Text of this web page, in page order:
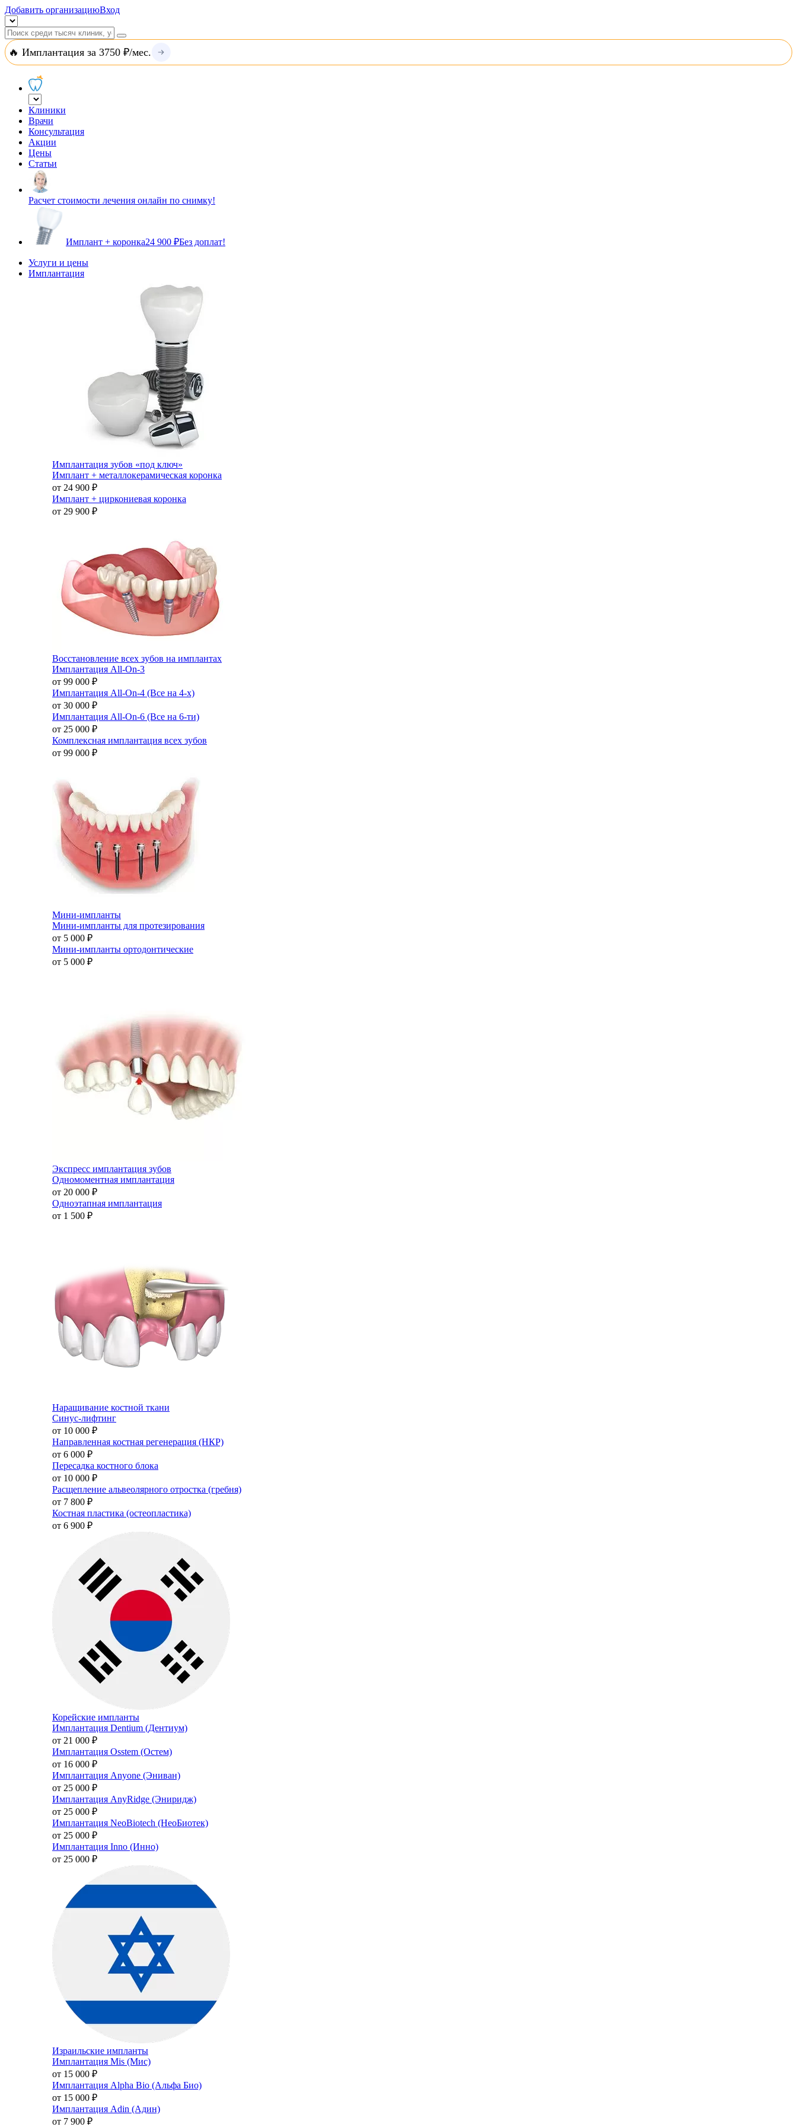
Добавить организациюВход
🔥 Имплантация за 3750 ₽/мес.
Клиники
Врачи
Консультация
Акции
Цены
Статьи
Расчет стоимости лечения онлайн по снимку!
Имплант + коронка24 900 ₽Без доплат!
Услуги и цены
Имплантация
Имплантация зубов «под ключ»
Имплант + металлокерамическая коронка
от 24 900 ₽
Имплант + циркониевая коронка
от 29 900 ₽
Восстановление всех зубов на имплантах
Имплантация All-On-3
от 99 000 ₽
Имплантация All-On-4 (Все на 4-х)
от 30 000 ₽
Имплантация All-On-6 (Все на 6-ти)
от 25 000 ₽
Комплексная имплантация всех зубов
от 99 000 ₽
Мини-импланты
Мини-импланты для протезирования
от 5 000 ₽
Мини-импланты ортодонтические
от 5 000 ₽
Экспресс имплантация зубов
Одномоментная имплантация
от 20 000 ₽
Одноэтапная имплантация
от 1 500 ₽
Наращивание костной ткани
Синус-лифтинг
от 10 000 ₽
Направленная костная регенерация (НКР)
от 6 000 ₽
Пересадка костного блока
от 10 000 ₽
Расщепление альвеолярного отростка (гребня)
от 7 800 ₽
Костная пластика (остеопластика)
от 6 900 ₽
Корейские импланты
Имплантация Dentium (Дентиум)
от 21 000 ₽
Имплантация Osstem (Остем)
от 16 000 ₽
Имплантация Anyone (Эниван)
от 25 000 ₽
Имплантация AnyRidge (Эниридж)
от 25 000 ₽
Имплантация NeoBiotech (НеоБиотек)
от 25 000 ₽
Имплантация Inno (Инно)
от 25 000 ₽
Израильские импланты
Имплантация Mis (Мис)
от 15 000 ₽
Имплантация Alpha Bio (Альфа Био)
от 15 000 ₽
Имплантация Adin (Адин)
от 7 900 ₽